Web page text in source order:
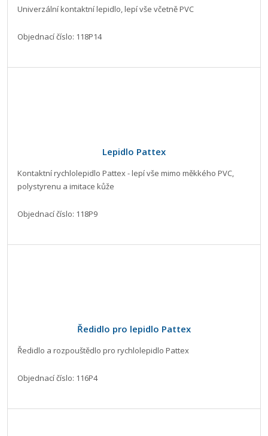
Univerzální kontaktní lepidlo, lepí vše včetně PVC
Objednací číslo: 118P14
Lepidlo Pattex
Kontaktní rychlolepidlo Pattex - lepí vše mimo měkkého PVC,
polystyrenu a imitace kůže
Objednací číslo: 118P9
Ředidlo pro lepidlo Pattex
Ředidlo a rozpouštědlo pro rychlolepidlo Pattex
Objednací číslo: 116P4